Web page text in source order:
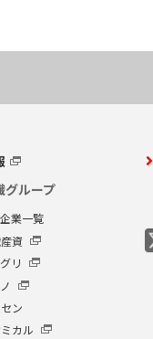
グループ
業一覧
資
リ
ン
カル